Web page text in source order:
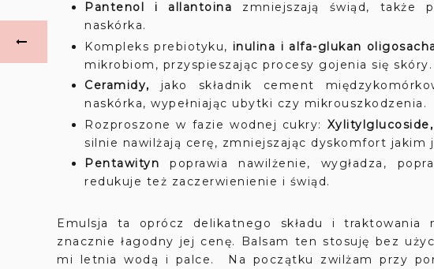
Pantenol i allantoina zmniejszają świąd, także
naskórka.
Kompleks prebiotyku, inulina i alfa-glukan
mikrobiom, przyspieszając procesy gojenia się skóry.
Ceramidy, jako składnik cement
naskórka, wypełniając ubytki czy mikrouszkodzenia.
Rozproszone w fazie wodnej cukry:
silnie nawilżają cerę, zmniejszając dyskomfort
Pentawityn poprawia nawilżenie, wygładza,
redukuje też zaczerwienienie i świąd.
Emulsja ta oprócz delikatnego składu i
znacznie łagodny jej cenę. Balsam ten stosuję bez
mi letnia wodą i palce. Na początku zwilżam przy